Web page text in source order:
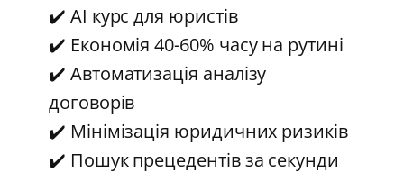
✔️ AI курс для юристів
✔️ Економія 40-60% часу на рутині
✔️ Автоматизація аналізу
договорів
✔️ Мінімізація юридичних ризиків
✔️ Пошук прецедентів за секунди